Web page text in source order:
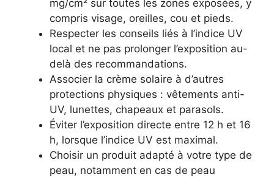
mg/cm² sur toutes les zones exposées, y
compris visage, oreilles, cou et pieds.
Respecter les conseils liés à l’indice UV
local et ne pas prolonger l’exposition au-
delà des recommandations.
Associer la crème solaire à d’autres
protections physiques : vêtements anti-
UV, lunettes, chapeaux et parasols.
Éviter l’exposition directe entre 12 h et 16
h, lorsque l’indice UV est maximal.
Choisir un produit adapté à votre type de
peau, notamment en cas de peau